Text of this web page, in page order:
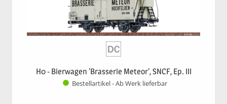
H0 - Bierwagen 'Brasserie Meteor', SNCF, Ep. III
Bestellartikel - Ab Werk lieferbar